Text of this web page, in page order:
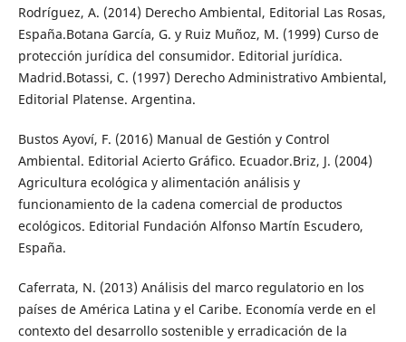
Rodríguez, A. (2014) Derecho Ambiental, Editorial Las Rosas,
España.Botana García, G. y Ruiz Muñoz, M. (1999) Curso de
protección jurídica del consumidor. Editorial jurídica.
Madrid.Botassi, C. (1997) Derecho Administrativo Ambiental,
Editorial Platense. Argentina.
Bustos Ayoví, F. (2016) Manual de Gestión y Control
Ambiental. Editorial Acierto Gráfico. Ecuador.Briz, J. (2004)
Agricultura ecológica y alimentación análisis y
funcionamiento de la cadena comercial de productos
ecológicos. Editorial Fundación Alfonso Martín Escudero,
España.
Caferrata, N. (2013) Análisis del marco regulatorio en los
países de América Latina y el Caribe. Economía verde en el
contexto del desarrollo sostenible y erradicación de la